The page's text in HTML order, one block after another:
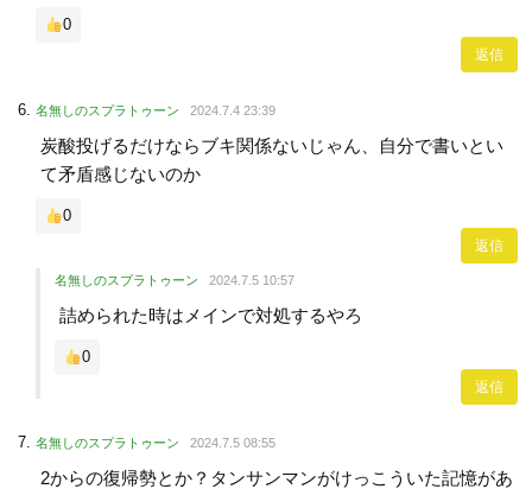
0
返信
名無しのスプラトゥーン 2024.7.4 23:39
炭酸投げるだけならブキ関係ないじゃん、自分で書いとい
て矛盾感じないのか
0
返信
名無しのスプラトゥーン 2024.7.5 10:57
詰められた時はメインで対処するやろ
0
返信
名無しのスプラトゥーン 2024.7.5 08:55
2からの復帰勢とか？タンサンマンがけっこういた記憶があ